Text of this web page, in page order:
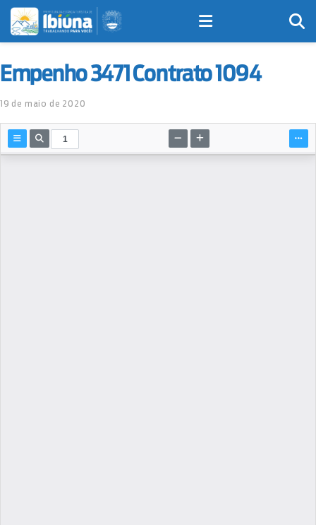
Empenho 3471 Contrato 1094
19 de maio de 2020